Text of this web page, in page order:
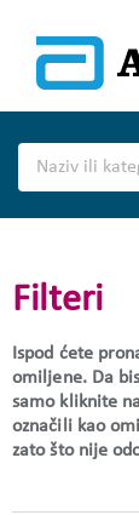
Filteri
Ispod ćete
omiljene. Da
samo kliknite
označili kao
zato što nije